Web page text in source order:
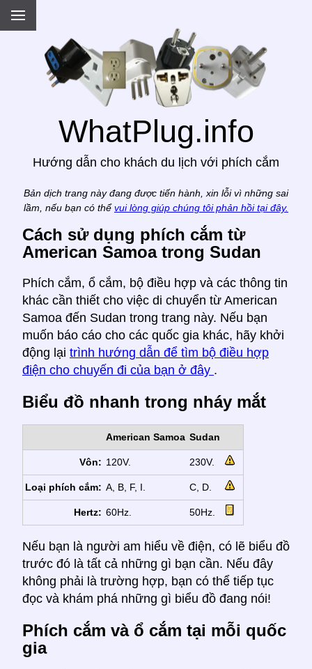
WhatPlug.info
Hướng dẫn cho khách du lịch với phích cắm
Bản dịch trang này đang được tiến hành, xin lỗi vì những sai
lầm, nếu bạn có thể vui lòng giúp chúng tôi phản hồi tại đây.
Cách sử dụng phích cắm từ
American Samoa trong Sudan
Phích cắm, ổ cắm, bộ điều hợp và các thông tin
khác cần thiết cho việc di chuyển từ American
Samoa đến Sudan trong trang này. Nếu bạn
muốn báo cáo cho các quốc gia khác, hãy khởi
động lại trình hướng dẫn để tìm bộ điều hợp
điện cho chuyến đi của bạn ở đây .
Biểu đồ nhanh trong nháy mắt
American Samoa Sudan
Vôn: 120V. 230V.
Loại phích cắm: A, B, F, I. C, D.
Hertz: 60Hz. 50Hz.
Nếu bạn là người am hiểu về điện, có lẽ biểu đồ
trước đó là tất cả những gì bạn cần. Nếu đây
không phải là trường hợp, bạn có thể tiếp tục
đọc và khám phá những gì biểu đồ đang nói!
Phích cắm và ổ cắm tại mỗi quốc
gia